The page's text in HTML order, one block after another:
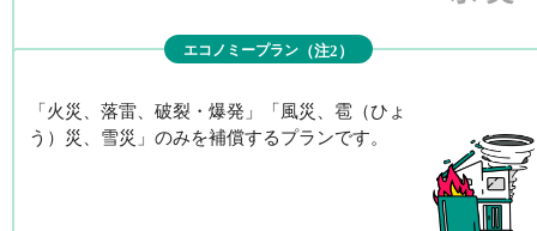
エコノミープラン （注2）
「火災、落雷、破裂・爆発」「風災、雹（ひょ
う）災、雪災」のみを補償するプランです。